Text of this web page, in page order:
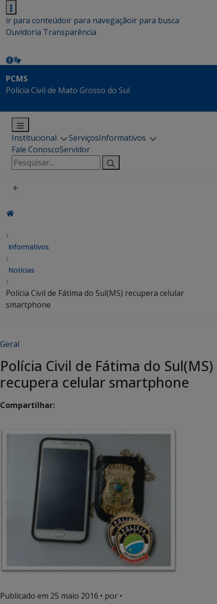
ir para conteúdoir para navegaçãoir para busca
Ouvidoria Transparência
PCMS
Polícia Civil de Mato Grosso do Sul
Institucional ServiçosInformativos
Fale ConoscoServidor
Pesquisar
por:
Informativos
Notícias
Polícia Civil de Fátima do Sul(MS) recupera celular
smartphone
Geral
Polícia Civil de Fátima do Sul(MS)
recupera celular smartphone
Compartilhar:
Publicado em 25 maio 2016 • por •